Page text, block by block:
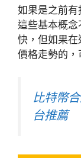
如果是之前
這些基本概
快，但如果
價格走勢的，
比特幣
台推薦